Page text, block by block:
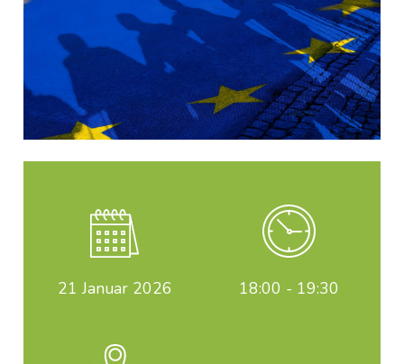
21 Januar 2026 18:00 - 19:30